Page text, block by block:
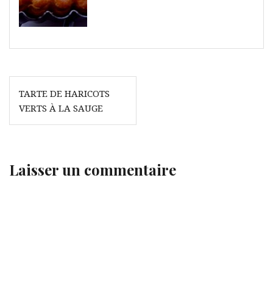
Navigation
de
l’article
TARTE DE HARICOTS
VERTS À LA SAUGE
Laisser un commentaire